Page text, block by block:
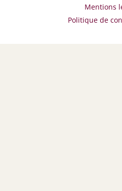
Mentions
Politique de